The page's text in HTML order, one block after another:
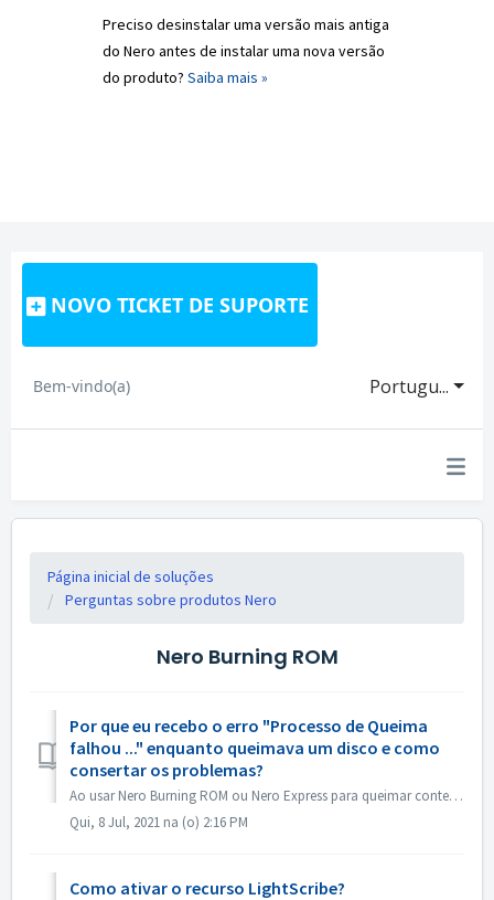
Preciso desinstalar uma versão mais antiga
do Nero antes de instalar uma nova versão
do produto? Saiba mais »
NOVO TICKET DE SUPORTE
Portugu...
Bem-vindo(a)
Página inicial de soluções
Perguntas sobre produtos Nero
Nero Burning ROM
Por que eu recebo o erro "Processo de Queima
falhou ..." enquanto queimava um disco e como
consertar os problemas?
Ao usar Nero Burning ROM ou Nero Express para queimar conteúdo em um disco, você pode encontrar a mensagem de erro 'Burn process failed ...'. Então...
Qui, 8 Jul, 2021 na (o) 2:16 PM
Como ativar o recurso LightScribe?